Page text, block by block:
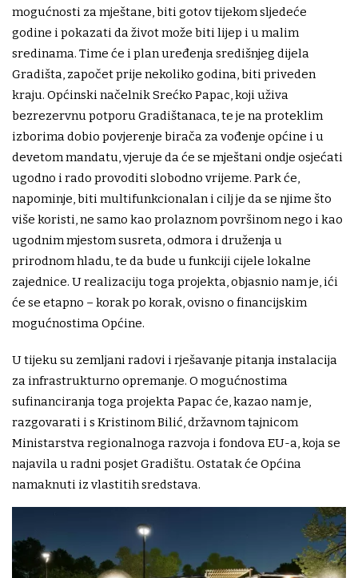
mogućnosti za mještane, biti gotov tijekom sljedeće
godine i pokazati da život može biti lijep i u malim
sredinama. Time će i plan uređenja središnjeg dijela
Gradišta, započet prije nekoliko godina, biti priveden
kraju. Općinski načelnik Srećko Papac, koji uživa
bezrezervnu potporu Gradištanaca, te je na proteklim
izborima dobio povjerenje birača za vođenje općine i u
devetom mandatu, vjeruje da će se mještani ondje osjećati
ugodno i rado provoditi slobodno vrijeme. Park će,
napominje, biti multifunkcionalan i cilj je da se njime što
više koristi, ne samo kao prolaznom površinom nego i kao
ugodnim mjestom susreta, odmora i druženja u
prirodnom hladu, te da bude u funkciji cijele lokalne
zajednice. U realizaciju toga projekta, objasnio nam je, ići
će se etapno – korak po korak, ovisno o financijskim
mogućnostima Općine.
U tijeku su zemljani radovi i rješavanje pitanja instalacija
za infrastrukturno opremanje. O mogućnostima
sufinanciranja toga projekta Papac će, kazao nam je,
razgovarati i s Kristinom Bilić, državnom tajnicom
Ministarstva regionalnoga razvoja i fondova EU-a, koja se
najavila u radni posjet Gradištu. Ostatak će Općina
namaknuti iz vlastitih sredstava.